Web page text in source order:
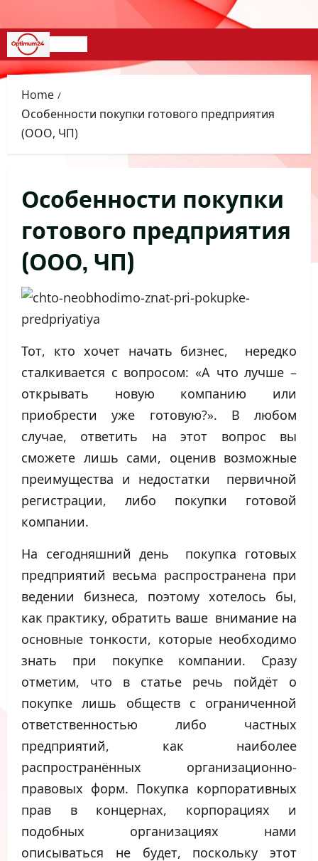
to
content
Primary
Menu
Home
Особенности покупки готового предприятия
(ООО, ЧП)
Особенности покупки
готового предприятия
(ООО, ЧП)
Тот, кто хочет начать бизнес, нередко
сталкивается с вопросом: «А что лучше –
открывать новую компанию или
приобрести уже готовую?». В любом
случае, ответить на этот вопрос вы
сможете лишь сами, оценив возможные
преимущества и недостатки первичной
регистрации, либо покупки готовой
компании.
На сегодняшний день покупка готовых
предприятий весьма распространена при
ведении бизнеса, поэтому хотелось бы,
как практику, обратить ваше внимание на
основные тонкости, которые необходимо
знать при покупке компании. Сразу
отметим, что в статье речь пойдёт о
покупке лишь обществ с ограниченной
ответственностью либо частных
предприятий, как наиболее
распространённых организационно-
правовых форм. Покупка корпоративных
прав в концернах, корпорациях и
подобных организациях нами
описываться не будет, поскольку этот